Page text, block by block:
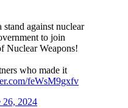
against nuclear
to join
Nuclear Weapons!
who made it
feWsM9gxfv
26, 2024